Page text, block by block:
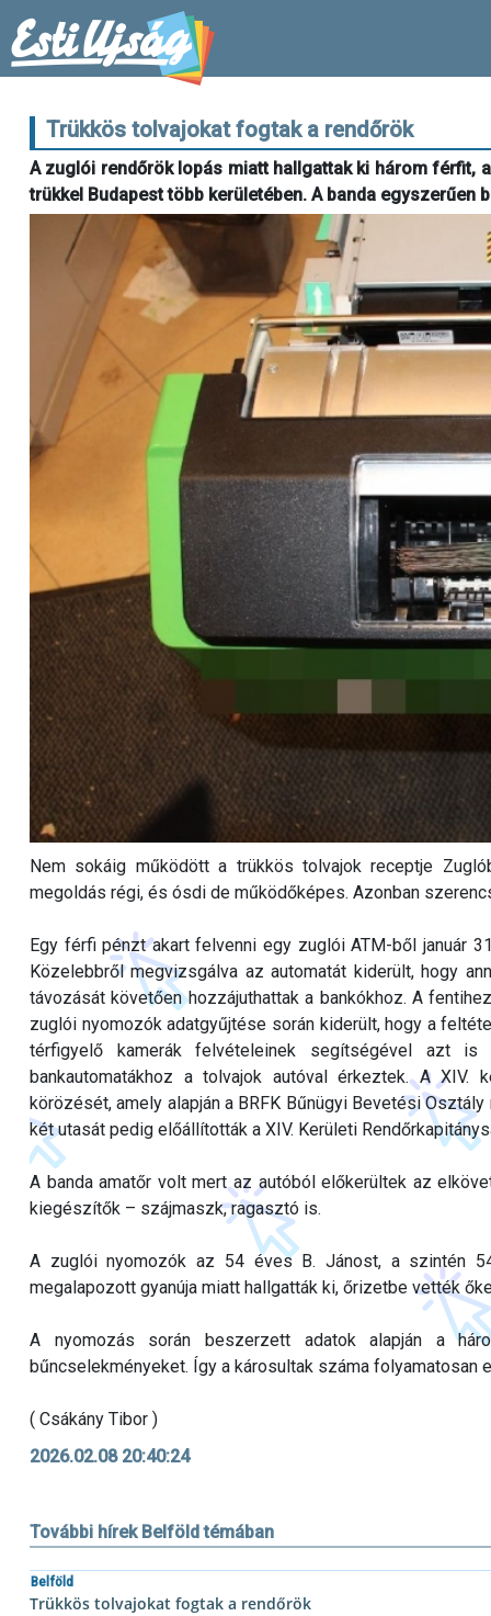
Trükkös tolvajokat fogtak a rendőrök
A zuglói rendőrök lopás miatt hallgattak ki három férfit,
trükkel Budapest több kerületében. A banda
Nem sokáig működött a trükkös tolvajok receptje
megoldás régi, és ósdi de működőképes. Azonban
Egy férfi pénzt akart felvenni egy zuglói ATM-ből január
Közelebbről megvizsgálva az automatát kiderült, hogy
távozását követően hozzájuthattak a bankókhoz. A
zuglói nyomozók adatgyűjtése során kiderült, hogy a
térfigyelő kamerák felvételeinek segítségével azt
bankautomatákhoz a tolvajok autóval érkeztek. A
körözését, amely alapján a BRFK Bűnügyi Bevetési
két utasát pedig előállították a XIV. Kerületi
A banda amatőr volt mert az autóból előkerültek az
kiegészítők – szájmaszk, ragasztó is.
A zuglói nyomozók az 54 éves B. Jánost, a szintén
megalapozott gyanúja miatt hallgatták ki, őrizetbe vették
A nyomozás során beszerzett adatok alapján a
bűncselekményeket. Így a károsultak száma folyamatosan
( Csákány Tibor )
2026.02.08 20:40:24
További hírek Belföld témában
Belföld
Trükkös tolvajokat fogtak a rendőrök